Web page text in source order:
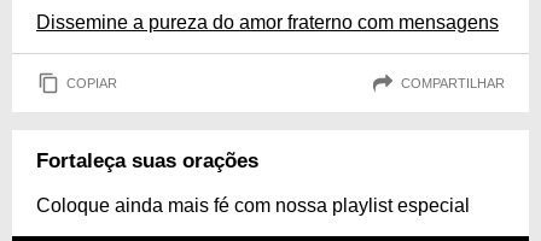
Dissemine a pureza do amor fraterno com mensagens
COPIAR COMPARTILHAR
Fortaleça suas orações
Coloque ainda mais fé com nossa playlist especial